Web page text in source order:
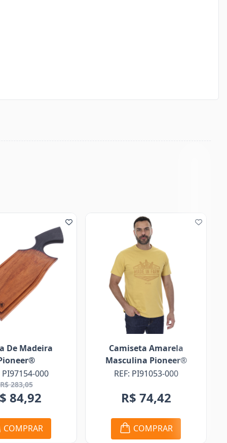
Amarela
Pioneer®
PI91053-000
74,42
COMPRAR
Boné Infantil Brim Azul
Pioneer®
REF: PI99036-000
R$ 43,64
COMPRAR